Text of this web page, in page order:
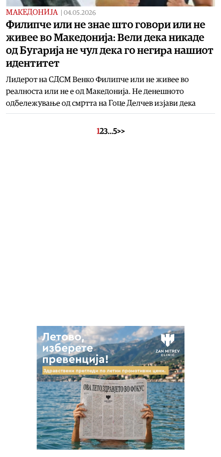
МАКЕДОНИЈА 04.05.2026
Филипче или не знае што говори или не
живее во Македонија: Вели дека никаде
од Бугарија не чул дека го негира нашиот
идентитет
Лидерот на СДСМ Венко Филипче или не живее во
реалноста или не е од Македонија. Не денешното
одбележување од смртта на Гоце Делчев изјави дека
123…5>>